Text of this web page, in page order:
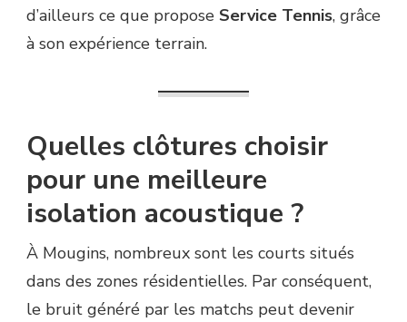
d’ailleurs ce que propose Service Tennis, grâce
à son expérience terrain.
Quelles clôtures choisir
pour une meilleure
isolation acoustique ?
À Mougins, nombreux sont les courts situés
dans des zones résidentielles. Par conséquent,
le bruit généré par les matchs peut devenir